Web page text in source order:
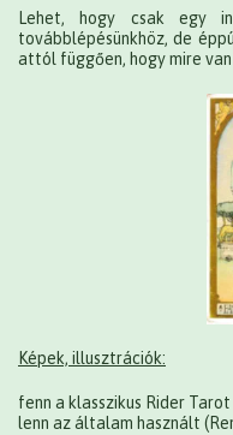
Lehet, hogy csak egy
továbblépésünkhöz, de
attól függően, hogy mire van
Képek, illusztrációk:
fenn a klasszikus Rider
lenn az általam használt